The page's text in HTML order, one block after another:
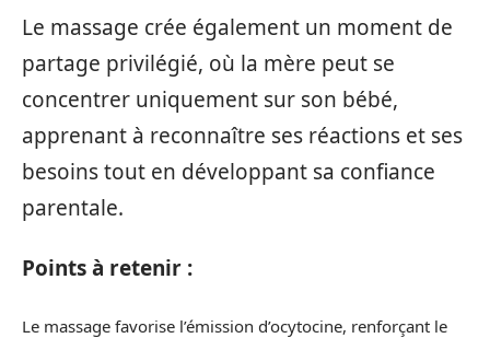
Le massage crée également un moment de
partage privilégié, où la mère peut se
concentrer uniquement sur son bébé,
apprenant à reconnaître ses réactions et ses
besoins tout en développant sa confiance
parentale.
Points à retenir :
Le massage favorise l’émission d’ocytocine, renforçant le